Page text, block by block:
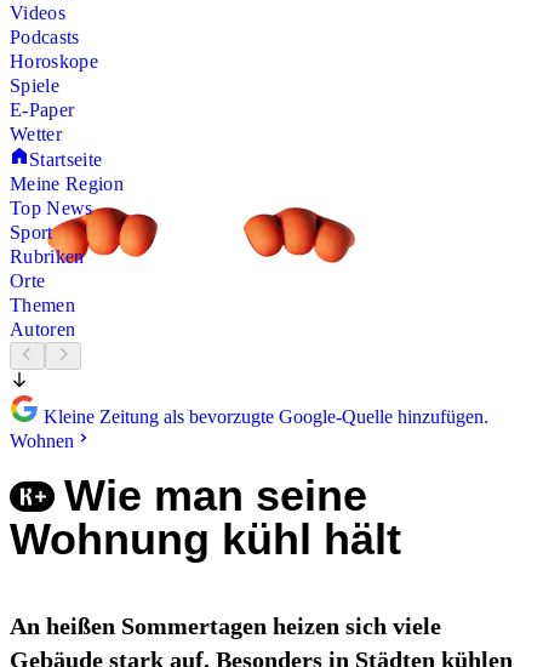
Videos
Podcasts
Horoskope
Spiele
E-Paper
Wetter
Startseite
Meine Region
Top News
Sport
Rubriken
Orte
Themen
Autoren
Kleine Zeitung als bevorzugte Google-Quelle hinzufügen.
Wohnen
Wie man seine
Wohnung kühl hält
An heißen Sommertagen heizen sich viele
Gebäude stark auf. Besonders in Städten kühlen